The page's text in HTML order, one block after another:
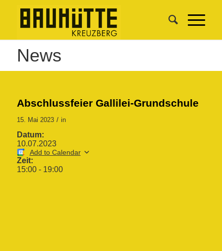
News
Abschlussfeier Gallilei-Grundschule
15. Mai 2023 / in
Datum:
10.07.2023
Add to Calendar
Zeit:
15:00- 19:00